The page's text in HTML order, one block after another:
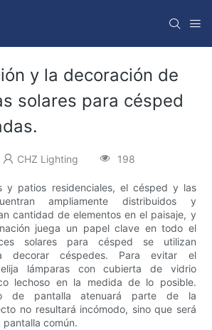
y la decoración de
solares para césped
CHZ Lighting 198
y patios residenciales, el césped y las
ampliamente distribuidos y
cantidad de elementos en el paisaje, y
juega un papel clave en todo el
solares para césped se utilizan
decorar céspedes. Para evitar el
elija lámparas con cubierta de vidrio
lechoso en la medida de lo posible.
de pantalla atenuará parte de la
no resultará incómodo, sino que será
pantalla común.